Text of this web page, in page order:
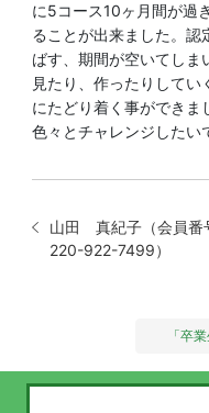
に5コース10ヶ月間が過
ることが出来ました。認
ばす、期間が空いてしま
見たり、作ったりして
にたどり着く事ができま
色々とチャレンジしたい
山田 真紀子（会員番
220-922-7499）
「卒